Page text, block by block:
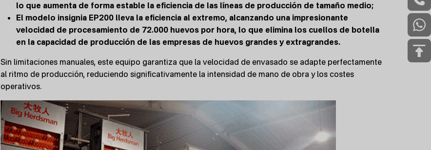
lo que aumenta de forma estable la eficiencia de las líneas de producción de tamaño medio;
El modelo insignia EP200 lleva la eficiencia al extremo, alcanzando una impresionante
velocidad de procesamiento de 72.000 huevos por hora, lo que elimina los cuellos de botella
en la capacidad de producción de las empresas de huevos grandes y extragrandes.
Sin limitaciones manuales, este equipo garantiza que la velocidad de envasado se adapte perfectamente
al ritmo de producción, reduciendo significativamente la intensidad de mano de obra y los costes
operativos.